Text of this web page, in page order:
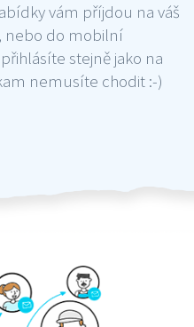
vám příjdou na váš
nebo do mobilní
stejně jako na
nemusíte chodit :-)